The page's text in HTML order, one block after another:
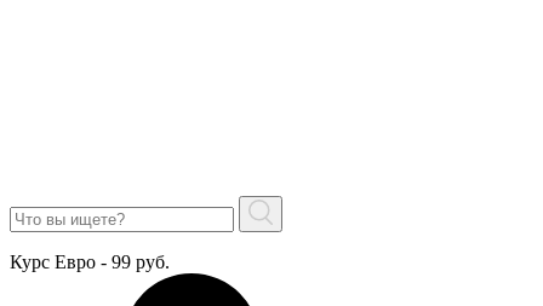
Курс Евро - 99 руб.